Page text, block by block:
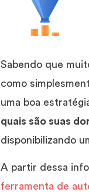
Sabendo que
como
uma boa
quais são suas
disponibilizando
A partir dessa
ferramenta de